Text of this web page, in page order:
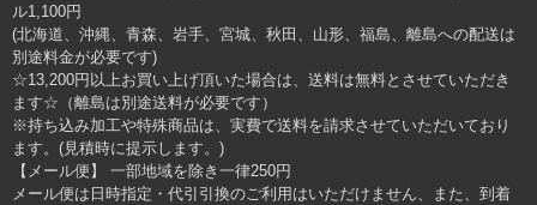
ル1,100円
(北海道、沖縄、青森、岩手、宮城、秋田、山形、福島、離島への配送は
別途料金が必要です)
☆13,200円以上お買い上げ頂いた場合は、送料は無料とさせていただき
ます☆（離島は別途送料が必要です）
※持ち込み加工や特殊商品は、実費で送料を請求させていただいており
ます。(見積時に提示します。)
【メール便】 一部地域を除き一律250円
メール便は日時指定・代引引換のご利用はいただけません、また、到着